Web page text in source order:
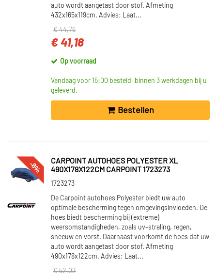
auto wordt aangetast door stof. Afmeting
432x165x119cm. Advies: Laat...
€ 44,76
€ 41,18
Op voorraad
Vandaag voor 15:00 besteld, binnen 3 werkdagen bij u
geleverd.
Bestellen
-8%
CARPOINT AUTOHOES POLYESTER XL
490X178X122CM CARPOINT 1723273
1723273
De Carpoint autohoes Polyester biedt uw auto
optimale bescherming tegen omgevingsinvloeden. De
hoes biedt bescherming bij (extreme)
weersomstandigheden, zoals uv-straling, regen,
sneeuw en vorst. Daarnaast voorkomt de hoes dat uw
auto wordt aangetast door stof. Afmeting
490x178x122cm. Advies: Laat...
€ 52,02